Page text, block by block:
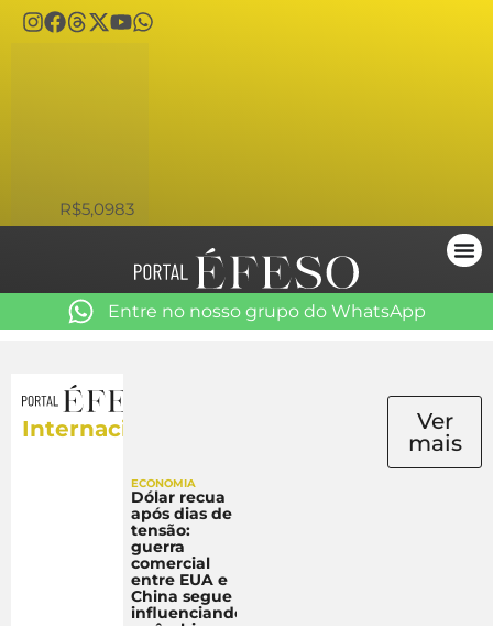
R$5,0983
Entre no nosso grupo do WhatsApp
Internacional
ECONOMIA
Dólar recua
após dias de
tensão:
guerra
comercial
entre EUA e
China segue
influenciando
Ver
mais